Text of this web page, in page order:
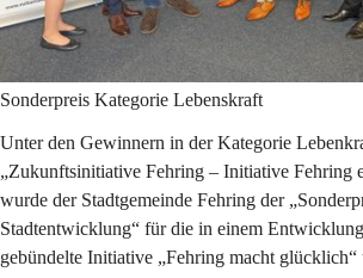
Sonderpreis Kategorie Lebenskraft
Unter den Gewinnern in der Kategorie
„Zukunftsinitiative Fehring – Initiative Fehring
wurde der Stadtgemeinde Fehring der
Stadtentwicklung“ für die in einem
gebündelte Initiative „Fehring macht glücklich“